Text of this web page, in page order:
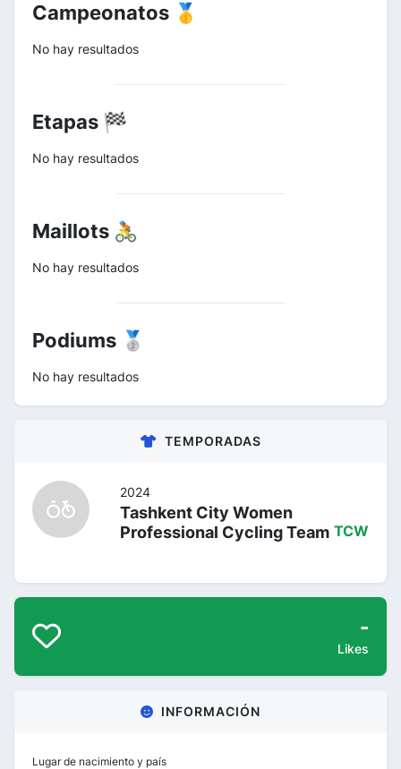
Campeonatos 🥇
No hay resultados
Etapas 🏁
No hay resultados
Maillots 🚴
No hay resultados
Podiums 🥈
No hay resultados
TEMPORADAS
2024
Tashkent City Women
Professional Cycling Team TCW
-
Likes
INFORMACIÓN
Lugar de nacimiento y país